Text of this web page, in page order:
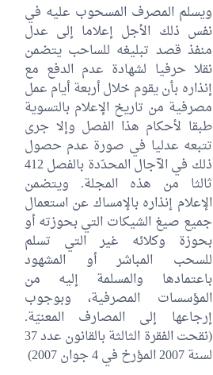
ويسلم المصرف المسحوب عليه في
نفس ذلك الأجل إعلاما إلى عدل
منفذ قصد تبليغه للساحب يتضمن
نقلا حرفيا لشهادة عدم الدفع مع
إنذاره بأن يقوم خلال أربعة أيام عمل
مصرفية من تاريخ الإعلام بالتسوية
طبقا لأحكام هذا الفصل وإلا جرى
تتبعه عدليا في صورة عدم حصول
ذلك في الآجال المحدّدة بالفصل 412
ثالثا من هذه المجلة. ويتضمن
الإعلام إنذاره بالإمساك عن استعمال
جميع صيغ الشيكات التي بحوزته أو
بحوزة وكلائه غير التي تسلم
للسحب المباشر أو المشهود
باعتمادها والمسلمة إليه من
المؤسسات المصرفية، وبوجوب
إرجاعها إلى المصارف المعنيّة.
(نقحت الفقرة الثالثة بالقانون عدد 37
لسنة 2007 المؤرخ في 4 جوان 2007‏)